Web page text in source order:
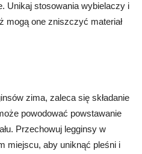
Unikaj stosowania wybielaczy i
mogą one zniszczyć materiał
zima, zaleca się składanie
powodować powstawanie
Przechowuj legginsy w
miejscu, aby uniknąć pleśni i